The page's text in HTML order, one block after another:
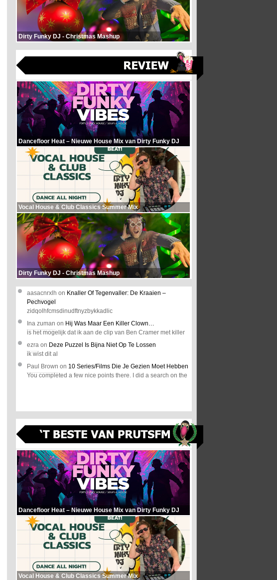
Dirty Funky DJ - Christmas Mashup
Dancefloor Heat – Nieuwe House Mix van Dirty Funky DJ
Vocal House & Club Classics Summer Mix
Dirty Funky DJ - Christmas Mashup
aasacnrxlh on Knaller Of Tegenvaller: De Kraaien –
Pechvogel
zidqolhfcmsdinudftnyzbykkadlic
Ina zuman on Hij Was Maar Een Killer Clown…
is het mogelijk dat ik aan de clip van Ben Cramer met killer
ezra on Deze Puzzel Is Bijna Niet Op Te Lossen
ik wist dit al
Paul Brown on 10 Series/Films Die Je Gezien Moet Hebben
You completed a few nice points there. I did a search on the
Dancefloor Heat – Nieuwe House Mix van Dirty Funky DJ
Vocal House & Club Classics Summer Mix